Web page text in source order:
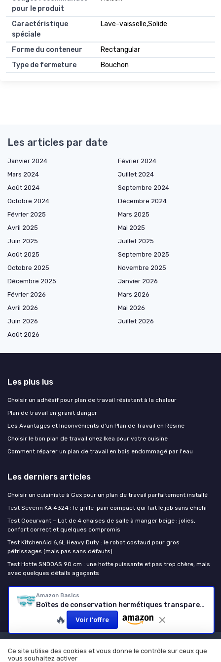
pour le produit
Caractéristique
spéciale
Lave-vaisselle,Solide
Forme du conteneur
Rectangular
Type de fermeture
Bouchon
Amazon Basics
Boîtes de conservation hermétiques transparentes
🔥 Voir l'offre
Les articles par date
Janvier 2024
Février 2024
Mars 2024
Juillet 2024
Août 2024
Septembre 2024
Octobre 2024
Décembre 2024
Février 2025
Mars 2025
Avril 2025
Mai 2025
Juin 2025
Juillet 2025
Août 2025
Septembre 2025
Octobre 2025
Novembre 2025
Décembre 2025
Janvier 2026
Février 2026
Mars 2026
Avril 2026
Mai 2026
Juin 2026
Juillet 2026
Août 2026
Les plus lus
Choisir un adhésif pour plan de travail résistant à la chaleur
Plan de travail en granit danger
Les Avantages et Inconvénients d'un Plan de Travail en Résine
Choisir le bon plan de travail chez Ikea pour votre cuisine
Comment réparer un plan de travail en bois endommagé par l'eau
Les derniers articles
Choisir un cuisiniste à Gex pour un plan de travail parfaitement installé
Test Severin KA 4324 : le grille-pain compact qui fait le job sans chichi
Test Goeurvant – Lot de 4 chaises de salle à manger beige : jolies,
confort correct et quelques compromis
Test KitchenAid 6,6L Heavy Duty : le robot costaud pour gros
pétrissages (mais pas sans défauts)
Test Hotte SNDOAS 90 cm : une hotte puissante et pas trop chère, mais
avec quelques détails agaçants
Le plan de travail cuisine
Mentions légales
Politique de confidentialité
Ce site utilise des cookies et vous donne le contrôle sur ceux que
vous souhaitez activer